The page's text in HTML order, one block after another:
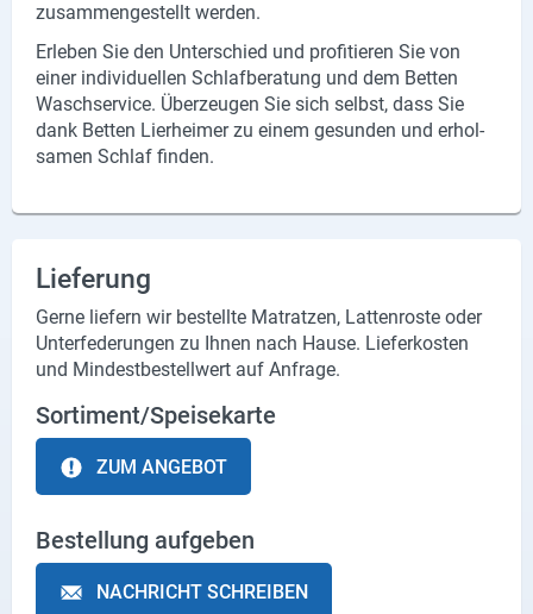
zu­sam­men­ge­stellt wer­den.
Er­le­ben Sie den Un­ter­schied und pro­fi­tie­ren Sie von
einer in­di­vi­du­el­len Schlaf­be­ra­tung und dem Bet­ten
Wasch­ser­vice. Über­zeu­gen Sie sich selbst, dass Sie
dank Bet­ten Lier­hei­mer zu einem ge­sun­den und er­hol­
sa­men Schlaf fin­den.
Lieferung
Gerne liefern wir bestellte Matratzen, Lattenroste oder
Unterfederungen zu Ihnen nach Hause. Lieferkosten
und Mindestbestellwert auf Anfrage.
Sortiment/Speisekarte
ZUM ANGEBOT
Bestellung aufgeben
NACHRICHT SCHREIBEN